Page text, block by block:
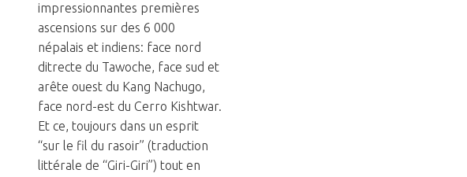
impressionnantes premières
ascensions sur des 6 000
népalais et indiens: face nord
ditrecte du Tawoche, face sud et
arête ouest du Kang Nachugo,
face nord-est du Cerro Kishtwar.
Et ce, toujours dans un esprit
“sur le fil du rasoir” (traduction
littérale de “Giri-Giri”) tout en